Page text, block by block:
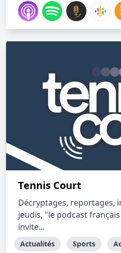
Tennis Court
Décryptages, reportages,
jeudis, "le podcast
invite...
Actualités Sports